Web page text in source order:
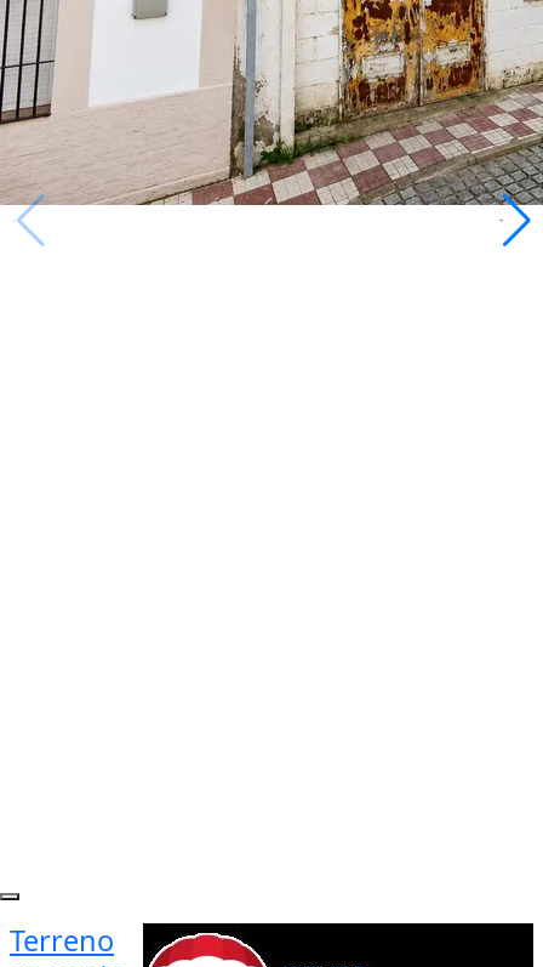
Terreno